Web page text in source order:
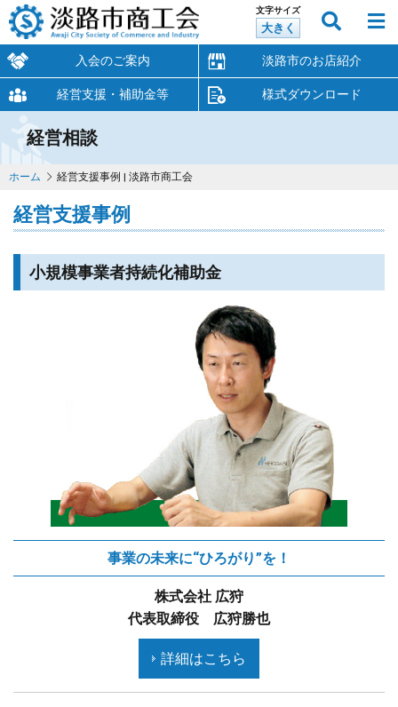
文字サイズ
大きく
入会のご案内 淡路市のお店紹介
経営支援・補助金等 様式ダウンロード
経営相談
ホーム 経営支援事例 | 淡路市商工会
経営支援事例
小規模事業者持続化補助金
事業の未来に“ひろがり”を！
株式会社 広狩
代表取締役 広狩勝也
詳細はこちら